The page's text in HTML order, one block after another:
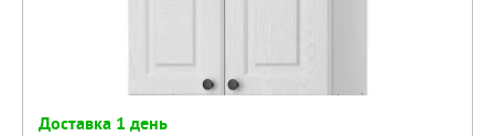
Доставка 1 день